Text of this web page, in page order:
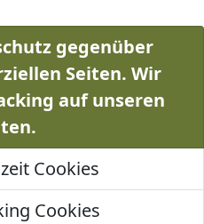
gegenüber
Seiten. Wir
auf unseren
Cookies
Cookies